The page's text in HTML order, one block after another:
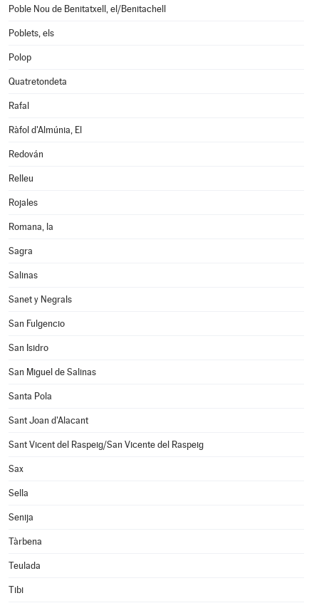
Poble Nou de Benitatxell, el/Benitachell
Poblets, els
Polop
Quatretondeta
Rafal
Ràfol d'Almúnia, El
Redován
Relleu
Rojales
Romana, la
Sagra
Salinas
Sanet y Negrals
San Fulgencio
San Isidro
San Miguel de Salinas
Santa Pola
Sant Joan d'Alacant
Sant Vicent del Raspeig/San Vicente del Raspeig
Sax
Sella
Senija
Tàrbena
Teulada
Tibi